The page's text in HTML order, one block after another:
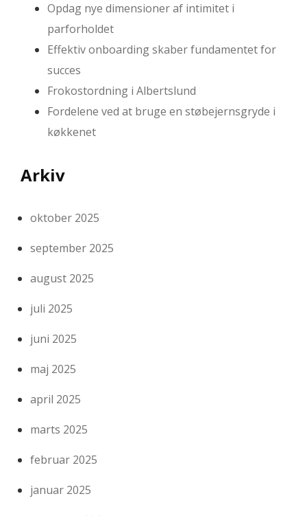
Opdag nye dimensioner af intimitet i
parforholdet
Effektiv onboarding skaber fundamentet for
succes
Frokostordning i Albertslund
Fordelene ved at bruge en støbejernsgryde i
køkkenet
Arkiv
oktober 2025
september 2025
august 2025
juli 2025
juni 2025
maj 2025
april 2025
marts 2025
februar 2025
januar 2025